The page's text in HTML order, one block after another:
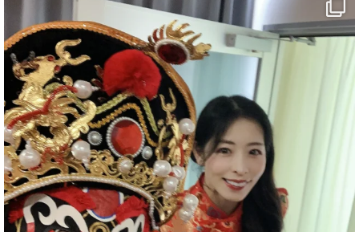
マジシャン派遣 パッションプリンセス【公式】
@comedy_illusion · 7 Aug
お疲れ様です
ブログ更新しました
「マジシャン和歌山旅 白浜町・円月島」
#企業公式がお疲れ様を言い合う
#旅行好きな人と繋がりたい
#一人旅
#女性マジシャン
#出張マジック